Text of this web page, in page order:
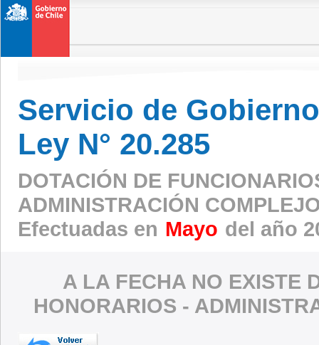
Servicio de
Ley N° 20.285
DOTACIÓN DE
ADMINISTRACIÓN
Efectuadas en Mayo del año
A LA FECHA NO EXISTE
HONORARIOS -